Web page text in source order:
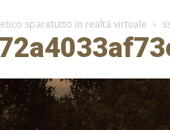
sparatutto in realtà virtuale